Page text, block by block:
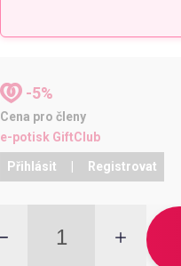
-5%
Cena pro členy
e-potisk GiftClub
Přihlásit Registrovat